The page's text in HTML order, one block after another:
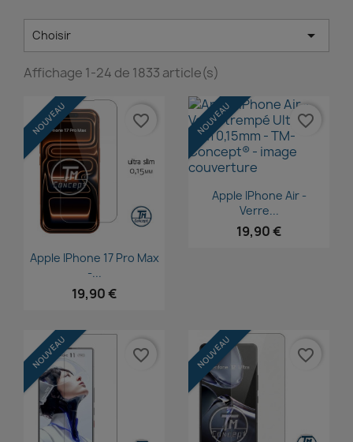
Choisir 
Affichage 1-24 de 1833 article(s)
Aperçu rapide
Apple IPhone 17 Pro Max
-...
19,90 €
NOUVEAU favorite_border
Aperçu rapide
Apple IPhone Air -
Verre...
19,90 €
NOUVEAU favorite_border
NOUVEAU favorite_border NOUVEAU favorite_border